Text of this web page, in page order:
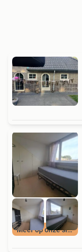
Meer op onze site